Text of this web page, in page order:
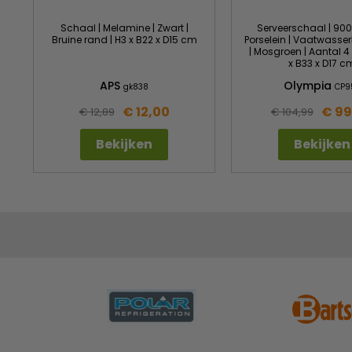
Schaal | Melamine | Zwart |
Bruine rand | H3 x B22 x D15 cm
APS gk838
€ 12,89
€ 12,00
Bekijken
Serveerschaal |
Porselein |
| Mosgroen | Aantal 4
x B33 x D17
Olympia
€ 104,99 €
Bekijken